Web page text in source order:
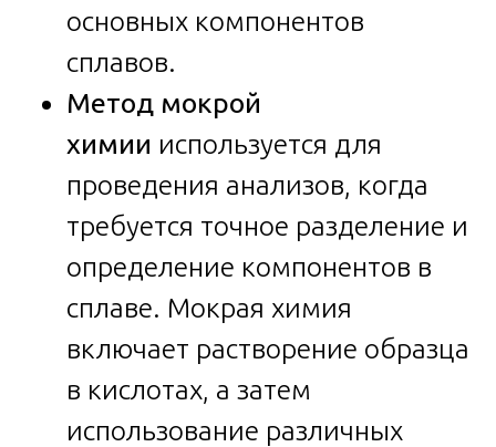
основных компонентов
сплавов.
Метод мокрой
химии используется для
проведения анализов, когда
требуется точное разделение и
определение компонентов в
сплаве. Мокрая химия
включает растворение образца
в кислотах, а затем
использование различных